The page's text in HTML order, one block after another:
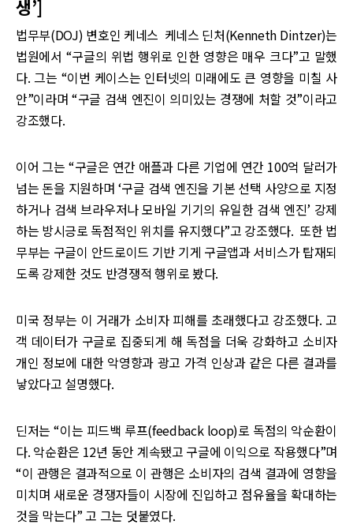
생’]
법무부(DOJ) 변호인 케네스 케네스 딘처(Kenneth Dintzer)는
법원에서 “구글의 위법 행위로 인한 영향은 매우 크다”고 말했
다. 그는 “이번 케이스는 인터넷의 미래에도 큰 영향을 미칠 사
안”이라며 “구글 검색 엔진이 의미있는 경쟁에 처할 것”이라고
강조했다.
이어 그는 “구글은 연간 애플과 다른 기업에 연간 100억 달러가
넘는 돈을 지원하며 ‘구글 검색 엔진을 기본 선택 사양으로 지정
하거나 검색 브라우저나 모바일 기기의 유일한 검색 엔진’ 강제
하는 방시긍로 독점적인 위치를 유지했다”고 강조했다. 또한 법
무부는 구글이 안드로이드 기반 기게 구글앱과 서비스가 탑재되
도록 강제한 것도 반경쟁적 행위로 봤다.
미국 정부는 이 거래가 소비자 피해를 초래했다고 강조했다. 고
객 데이터가 구글로 집중되게 해 독점을 더욱 강화하고 소비자
개인 정보에 대한 악영향과 광고 가격 인상과 같은 다른 결과를
낳았다고 설명했다.
딘저는 “이는 피드백 루프(feedback loop)로 독점의 악순환이
다. 악순환은 12년 동안 계속됐고 구글에 이익으로 작용했다”며
“이 관행은 결과적으로 이 관행은 소비자의 검색 결과에 영향을
미치며 새로운 경쟁자들이 시장에 진입하고 점유율을 확대하는
것을 막는다” 고 그는 덧붙였다.